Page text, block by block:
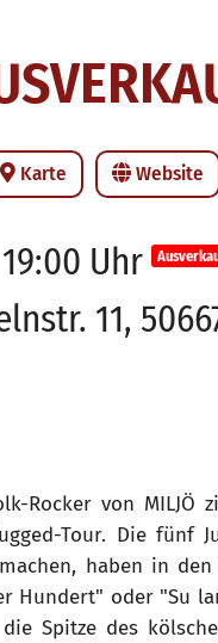
Karte Website
Uhr
11,
Rocker von MILJÖ
Tour. Die fünf
haben in
Hundert" oder "Su
Spitze des